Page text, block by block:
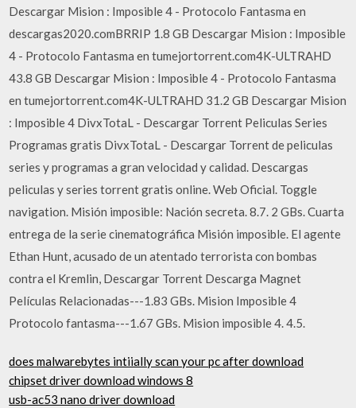
Descargar Mision : Imposible 4 - Protocolo Fantasma en
descargas2020.comBRRIP 1.8 GB Descargar Mision : Imposible
4 - Protocolo Fantasma en tumejortorrent.com4K-ULTRAHD
43.8 GB Descargar Mision : Imposible 4 - Protocolo Fantasma
en tumejortorrent.com4K-ULTRAHD 31.2 GB Descargar Mision
: Imposible 4 DivxTotaL - Descargar Torrent Peliculas Series
Programas gratis DivxTotaL - Descargar Torrent de peliculas
series y programas a gran velocidad y calidad. Descargas
peliculas y series torrent gratis online. Web Oficial. Toggle
navigation. Misión imposible: Nación secreta. 8.7. 2 GBs. Cuarta
entrega de la serie cinematográfica Misión imposible. El agente
Ethan Hunt, acusado de un atentado terrorista con bombas
contra el Kremlin, Descargar Torrent Descarga Magnet
Películas Relacionadas---1.83 GBs. Mision Imposible 4
Protocolo fantasma---1.67 GBs. Mision imposible 4. 4.5.
does malwarebytes intiially scan your pc after download
chipset driver download windows 8
usb-ac53 nano driver download